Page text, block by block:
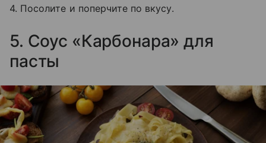
4. Посолите и поперчите по вкусу.
5. Соус «Карбонара» для
пасты